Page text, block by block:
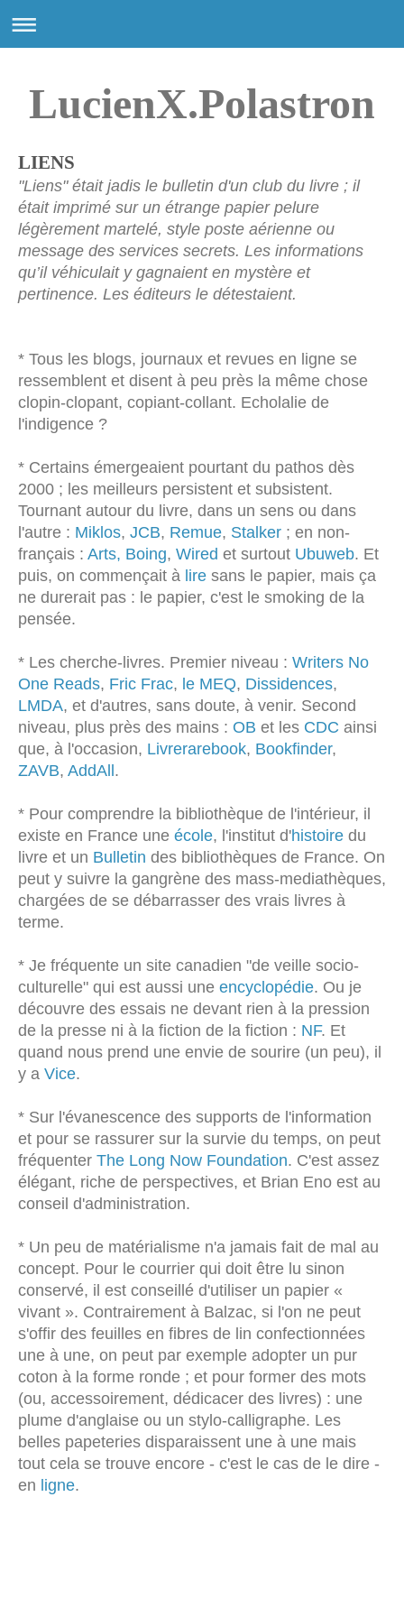
LucienX.Polastron
LIENS
"Liens" était jadis le bulletin d'un club du livre ; il
était imprimé sur un étrange papier pelure
légèrement martelé, style poste aérienne ou
message des services secrets. Les informations
qu’il véhiculait y gagnaient en mystère et
pertinence. Les éditeurs le détestaient.
* Tous les blogs, journaux et revues en ligne se
ressemblent et disent à peu près la même chose
clopin-clopant, copiant-collant. Echolalie de
l'indigence ?
* Certains émergeaient pourtant du pathos dès
2000 ; les meilleurs persistent et subsistent.
Tournant autour du livre, dans un sens ou dans
l'autre : Miklos, JCB, Remue, Stalker ; en non-
français : Arts, Boing, Wired et surtout Ubuweb. Et
puis, on commençait à lire sans le papier, mais ça
ne durerait pas : le papier, c'est le smoking de la
pensée.
* Les cherche-livres. Premier niveau : Writers No
One Reads, Fric Frac, le MEQ, Dissidences,
LMDA, et d'autres, sans doute, à venir. Second
niveau, plus près des mains : OB et les CDC ainsi
que, à l'occasion, Livrerarebook, Bookfinder,
ZAVB, AddAll .
* Pour comprendre la bibliothèque de l'intérieur, il
existe en France une école, l'institut d'histoire du
livre et un Bulletin des bibliothèques de France. On
peut y suivre la gangrène des mass-mediathèques,
chargées de se débarrasser des vrais livres à
terme.
* Je fréquente un site canadien "de veille socio-
culturelle" qui est aussi une encyclopédie. Ou je
découvre des essais ne devant rien à la pression
de la presse ni à la fiction de la fiction : NF. Et
quand nous prend une envie de sourire (un peu), il
y a Vice.
* Sur l'évanescence des supports de l'information
et pour se rassurer sur la survie du temps, on peut
fréquenter The Long Now Foundation. C'est assez
élégant, riche de perspectives, et Brian Eno est au
conseil d'administration.
* Un peu de matérialisme n'a jamais fait de mal au
concept. Pour le courrier qui doit être lu sinon
conservé, il est conseillé d'utiliser un papier «
vivant ». Contrairement à Balzac, si l'on ne peut
s'offir des feuilles en fibres de lin confectionnées
une à une, on peut par exemple adopter un pur
coton à la forme ronde ; et pour former des mots
(ou, accessoirement, dédicacer des livres) : une
plume d'anglaise ou un stylo-calligraphe. Les
belles papeteries disparaissent une à une mais
tout cela se trouve encore - c'est le cas de le dire -
en ligne.